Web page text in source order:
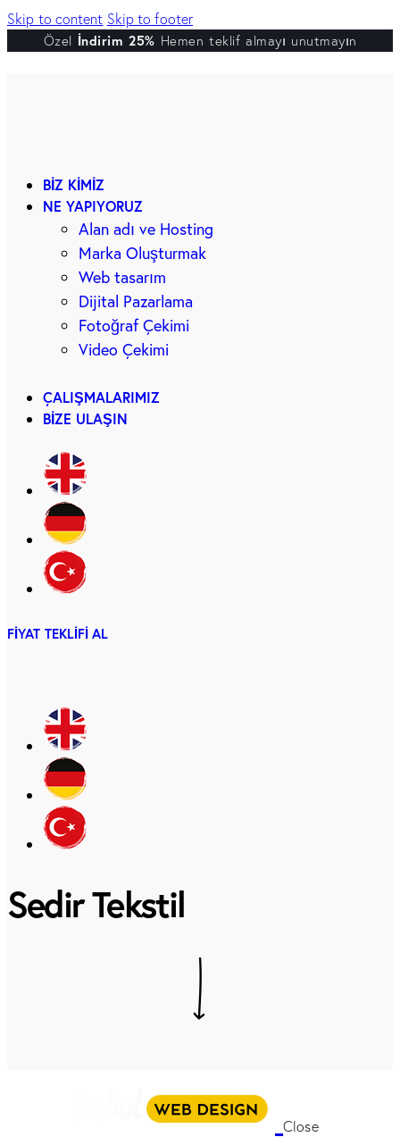
Skip to content Skip to footer
Özel İndirim 25% Hemen teklif almayı unutmayın
BIZ KIMIZ
NE YAPIYORUZ
Alan adı ve Hosting
Marka Oluşturmak
Web tasarım
Dijital Pazarlama
Fotoğraf Çekimi
Video Çekimi
ÇALIŞMALARIMIZ
BIZE ULAŞIN
FIYAT TEKLIFI AL
Sedir Tekstil
Close